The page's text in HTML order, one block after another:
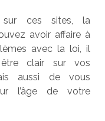
ces sites, la
avoir affaire à
avec la loi, il
clair sur vos
aussi de vous
l’âge de votre